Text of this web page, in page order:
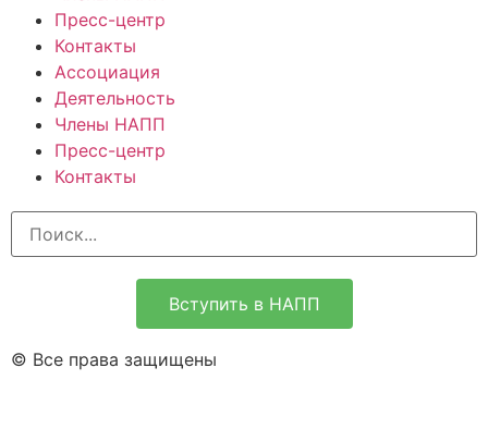
Пресс-центр
Контакты
Ассоциация
Деятельность
Члены НАПП
Пресс-центр
Контакты
Вступить в НАПП
© Все права защищены